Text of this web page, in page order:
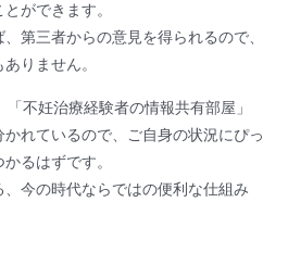
ができます。
第三者からの意見を得られるので、
りません。
「不妊治療経験者の情報共有部屋」
れているので、ご自身の状況にぴっ
るはずです。
今の時代ならではの便利な仕組み